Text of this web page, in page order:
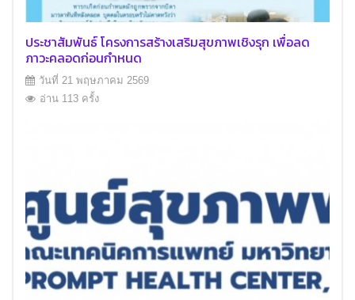
ประชาสัมพันธ์ โครงการสร้างเสริมสุขภาพเชิงรุก เพื่อลด
ภาวะคลอดก่อนกำหนด
วันที่ 21 พฤษภาคม 2569
อ่าน 113 ครั้ง